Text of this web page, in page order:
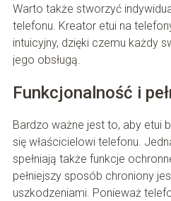
Warto także stworzyć
telefonu. Kreator etui na
intuicyjny, dzięki czemu każdy
jego obsługą.
Funkcjonalność i
Bardzo ważne jest to, aby etui
się właścicielowi telefonu.
spełniają także funkcje
pełniejszy sposób chroniony
uszkodzeniami. Ponieważ